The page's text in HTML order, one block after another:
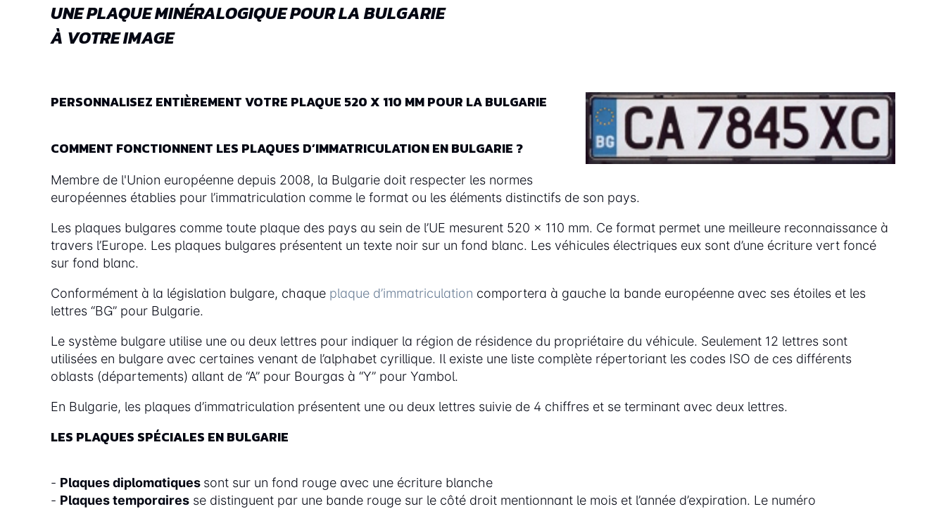
UNE PLAQUE MINÉRALOGIQUE POUR LA BULGARIE
À VOTRE IMAGE
PERSONNALISEZ ENTIÈREMENT VOTRE PLAQUE 520 X 110 MM POUR LA BULGARIE
COMMENT FONCTIONNENT LES PLAQUES D’IMMATRICULATION EN BULGARIE ?
Membre de l'Union européenne depuis 2008, la Bulgarie doit respecter les normes
européennes établies pour l’immatriculation comme le format ou les éléments distinctifs de son pays.
Les plaques bulgares comme toute plaque des pays au sein de l’UE mesurent 520 x 110 mm. Ce format permet une meilleure reconnaissance à
travers l’Europe. Les plaques bulgares présentent un texte noir sur un fond blanc. Les véhicules électriques eux sont d’une écriture vert foncé
sur fond blanc.
Conformément à la législation bulgare, chaque plaque d’immatriculation comportera à gauche la bande européenne avec ses étoiles et les
lettres “BG” pour Bulgarie.
Le système bulgare utilise une ou deux lettres pour indiquer la région de résidence du propriétaire du véhicule. Seulement 12 lettres sont
utilisées en bulgare avec certaines venant de l’alphabet cyrillique. Il existe une liste complète répertoriant les codes ISO de ces différents
oblasts (départements) allant de “A” pour Bourgas à “Y” pour Yambol.
En Bulgarie, les plaques d’immatriculation présentent une ou deux lettres suivie de 4 chiffres et se terminant avec deux lettres.
LES PLAQUES SPÉCIALES EN BULGARIE
- Plaques diplomatiques sont sur un fond rouge avec une écriture blanche
- Plaques temporaires se distinguent par une bande rouge sur le côté droit mentionnant le mois et l’année d’expiration. Le numéro